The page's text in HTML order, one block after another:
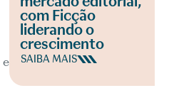
e
com Ficção
liderando o
crescimento
SAIBA MAIS